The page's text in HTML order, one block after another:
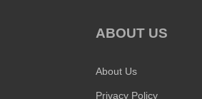
ABOUT US
About Us
Privacy Policy